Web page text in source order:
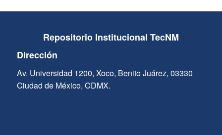
Repositorio Institucional TecNM
Dirección
Av. Universidad 1200, Xoco, Benito Juárez, 03330
Ciudad de México, CDMX.